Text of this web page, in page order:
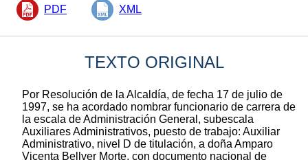
PDF XML
TEXTO ORIGINAL
Por Resolución de la Alcaldía, de fecha 17 de julio de
1997, se ha acordado nombrar funcionario de carrera de
la escala de Administración General, subescala
Auxiliares Administrativos, puesto de trabajo: Auxiliar
Administrativo, nivel D de titulación, a doña Amparo
Vicenta Bellver Morte, con documento nacional de